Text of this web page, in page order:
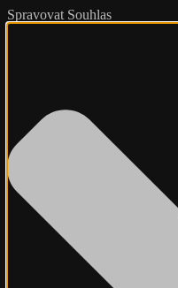
Spravovat Souhlas